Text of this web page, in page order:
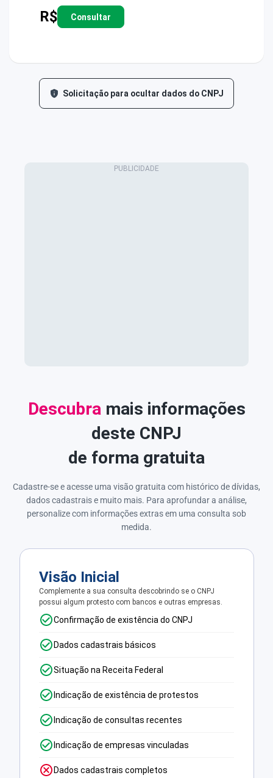
R$ Consultar
Solicitação para ocultar dados do CNPJ
Descubramais informações
deste CNPJ
de forma gratuita
Cadastre-se e acesse uma visão gratuita com histórico de dívidas,
dados cadastrais e muito mais. Para aprofundar a análise,
personalize com informações extras em uma consulta sob
medida.
Visão Inicial
Complemente a sua consulta descobrindo se o CNPJ
possui algum protesto com bancos e outras empresas.
Confirmação de existência do CNPJ
Dados cadastrais básicos
Situação na Receita Federal
Indicação de existência de protestos
Indicação de consultas recentes
Indicação de empresas vinculadas
Dados cadastrais completos